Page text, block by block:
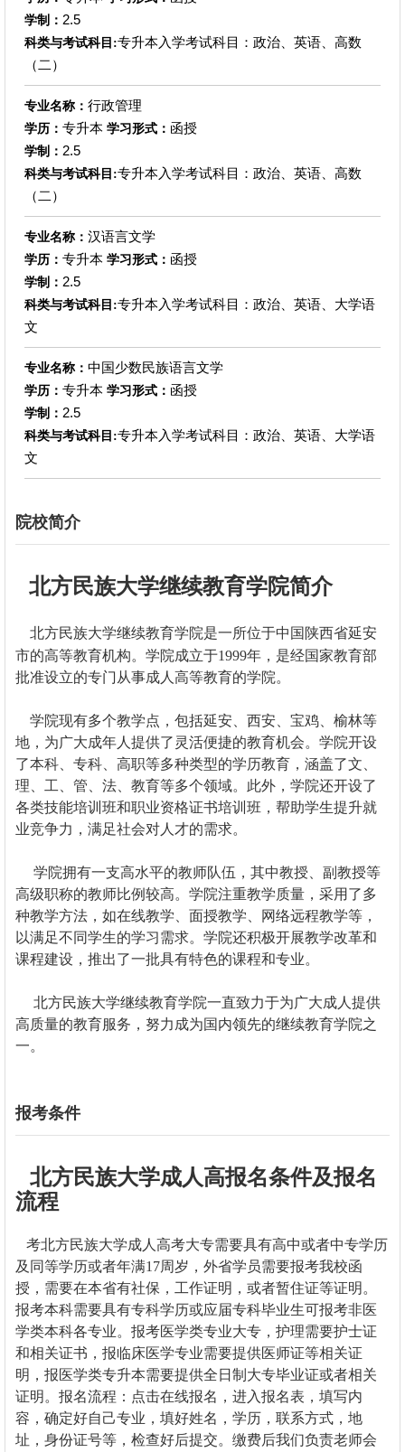
学制： 2.5
科类与考试科目:专升本入学考试科目：政治、英语、高数
（二）
专业名称： 行政管理
学历： 专升本 学习形式： 函授
学制： 2.5
科类与考试科目:专升本入学考试科目：政治、英语、高数
（二）
专业名称： 汉语言文学
学历： 专升本 学习形式： 函授
学制： 2.5
科类与考试科目:专升本入学考试科目：政治、英语、大学语
文
专业名称： 中国少数民族语言文学
学历： 专升本 学习形式： 函授
学制： 2.5
科类与考试科目:专升本入学考试科目：政治、英语、大学语
文
院校简介
北方民族大学继续教育学院简介
北方民族大学继续教育学院是一所位于中国陕西省延安
市的高等教育机构。学院成立于1999年，是经国家教育部
批准设立的专门从事成人高等教育的学院。
学院现有多个教学点，包括延安、西安、宝鸡、榆林等
地，为广大成年人提供了灵活便捷的教育机会。学院开设
了本科、专科、高职等多种类型的学历教育，涵盖了文、
理、工、管、法、教育等多个领域。此外，学院还开设了
各类技能培训班和职业资格证书培训班，帮助学生提升就
业竞争力，满足社会对人才的需求。
学院拥有一支高水平的教师队伍，其中教授、副教授等
高级职称的教师比例较高。学院注重教学质量，采用了多
种教学方法，如在线教学、面授教学、网络远程教学等，
以满足不同学生的学习需求。学院还积极开展教学改革和
课程建设，推出了一批具有特色的课程和专业。
北方民族大学继续教育学院一直致力于为广大成人提供
高质量的教育服务，努力成为国内领先的继续教育学院之
一。
报考条件
北方民族大学成人高报名条件及报名
流程
考北方民族大学成人高考大专需要具有高中或者中专学历
及同等学历或者年满17周岁，外省学员需要报考我校函
授，需要在本省有社保，工作证明，或者暂住证等证明。
报考本科需要具有专科学历或应届专科毕业生可报考非医
学类本科各专业。报考医学类专业大专，护理需要护士证
和相关证书，报临床医学专业需要提供医师证等相关证
明，报医学类专升本需要提供全日制大专毕业证或者相关
证明。报名流程：点击在线报名，进入报名表，填写内
容，确定好自己专业，填好姓名，学历，联系方式，地
址，身份证号等，检查好后提交。缴费后我们负责老师会